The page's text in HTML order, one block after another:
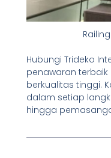
Hubungi Trideko
penawaran
berkualitas tinggi.
dalam setiap
hingga